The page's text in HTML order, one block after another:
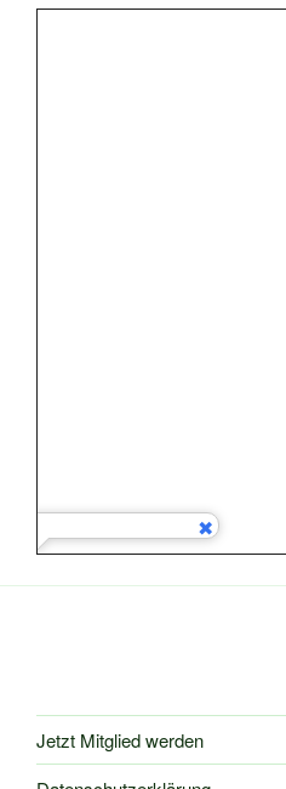
Jetzt Mitglied werden